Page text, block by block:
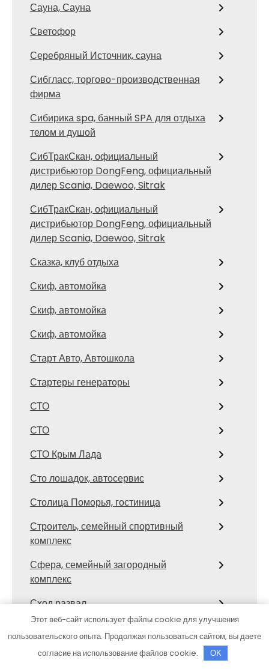
Сауна, Сауна
Светофор
Серебряный Источник, сауна
Сибгласс, торгово-производственная
фирма
Сибирика spa, банный SPA для отдыха
телом и душой
СибТракСкан, официальный
дистрибьютор DongFeng, официальный
дилер Scania, Daewoo, Sitrak
СибТракСкан, официальный
дистрибьютор DongFeng, официальный
дилер Scania, Daewoo, Sitrak
Сказка, клуб отдыха
Скиф, автомойка
Скиф, автомойка
Скиф, автомойка
Старт Авто, Автошкола
Стартеры генераторы
СТО
СТО
СТО Крым Лада
Сто лошадок, автосервис
Столица Поморья, гостиница
Строитель, семейный спортивный
комплекс
Сфера, семейный загородный
комплекс
Сход развал
Сход-развал, Шиномонтаж
Сывлах, Баня №3
Этот веб-сайт использует файлы cookie для улучшения
пользовательского опыта. Продолжая пользоваться сайтом, вы даете
согласие на использование файлов cookie.
OK